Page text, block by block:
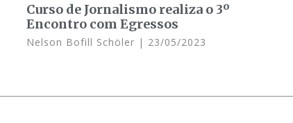
Curso de Jornalismo realiza o 3º
Encontro com Egressos
Nelson Bofill Schöler 23/05/2023